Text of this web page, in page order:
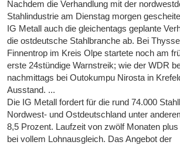
Nachdem die Verhandlung mit der
Stahlindustrie am Dienstag morgen
IG Metall auch die gleichentags geplante
die ostdeutsche Stahlbranche ab. Bei
Finnentrop im Kreis Olpe startete noch am
erste 24stündige Warnstreik; wie der WDR
nachmittags bei Outokumpu Nirosta in
Ausstand. ...
Die IG Metall fordert für die rund 74.000
Nordwest- und Ostdeutschland unter
8,5 Prozent. Laufzeit von zwölf Monaten
bei vollem Lohnausgleich. Das Angebot der